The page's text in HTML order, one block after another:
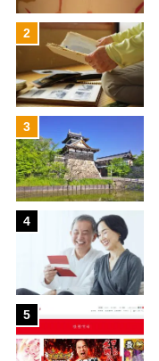
2
3
4
5